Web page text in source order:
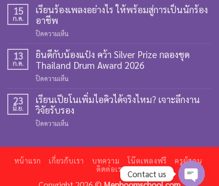
15
ก.ค.
เรียนร้องเพลงอย่างไร ให้พร้อมสู่การเป็นนักร้อง
อาชีพ
ปิดความเห็น
ร้อง
เพลง
พร้อม
สู่
การ
เป็น
ร้อง
อาชีพ
13
ก.ค.
ยินดีกับน้องแป๋ง คว้า Silver Prize กลองชุด
Thailand Drum Award 2026
ปิดความเห็น
กับ
น้อง
Prize
กลอง
Thailand
23
มิ.ย.
เรียนเปียโนเพิ่มไอคิวได้จริงไหม? เจาะลึกงาน
วิจัยรับรอง
ปิดความเห็น
เพิ่ม
หน้าแรก เกี่ยวกับเรา บทความ โน๊ตเพลงฟรี
ครูผู้สอน
ติดต่อเรา Contact us